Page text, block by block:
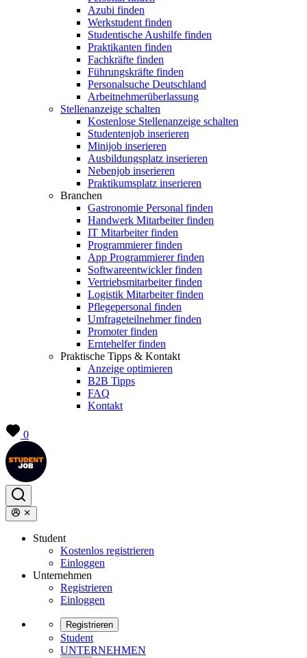
Azubi finden
Werkstudent finden
Studentische Aushilfe finden
Praktikanten finden
Fachkräfte finden
Führungskräfte finden
Personalsuche Deutschland
Arbeitnehmerüberlassung
Stellenanzeige schalten
Kostenlose Stellenanzeige schalten
Studentenjob inserieren
Minijob inserieren
Ausbildungsplatz inserieren
Nebenjob inserieren
Praktikumsplatz inserieren
Branchen
Gastronomie Personal finden
Handwerk Mitarbeiter finden
IT Mitarbeiter finden
Programmierer finden
App Programmierer finden
Softwareentwickler finden
Vertriebsmitarbeiter finden
Logistik Mitarbeiter finden
Pflegepersonal finden
Umfrageteilnehmer finden
Promoter finden
Erntehelfer finden
Praktische Tipps & Kontakt
Anzeige optimieren
B2B Tipps
FAQ
Kontakt
0
Student
Kostenlos registrieren
Einloggen
Unternehmen
Registrieren
Einloggen
Registrieren
Student
UNTERNEHMEN